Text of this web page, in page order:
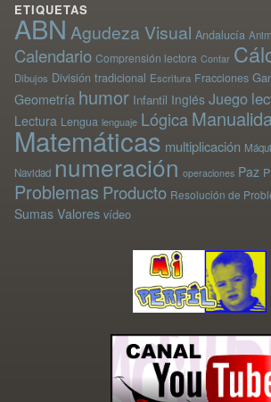
ETIQUETAS
ABN Agudeza Visual Andalucía
Calendario Comprensión lectora Contar
Dibujos División tradicional Escritura Fracciones
Geometría humor Infantil Inglés Juego
Lectura Lengua lenguaje Lógica
Matemáticas multiplicación
Navidad numeración operaciones Paz
Problemas Producto Resolución de
Sumas Valores vídeo